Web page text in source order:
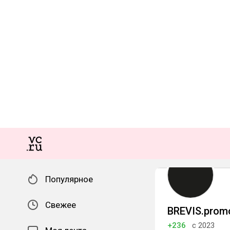
Популярное
Свежее
+236 с 2023